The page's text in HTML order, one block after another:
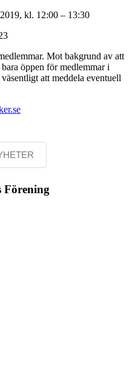
kl. 12:00 – 13:30
Mot bakgrund av att
öppen för medlemmar i
att meddela eventuell
Förening